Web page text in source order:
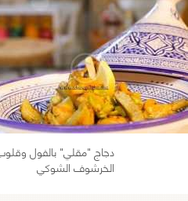
دجاج "مقلي" بالفول وقلوب
الخرشوف الشوكي